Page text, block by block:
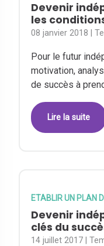
Devenir
les
08 janvier 2018 |
Pour le futur
motivation,
de succès à
Lire la suite
ETABLIR UN PLAN
Devenir
clés du
14 juillet 2017 |